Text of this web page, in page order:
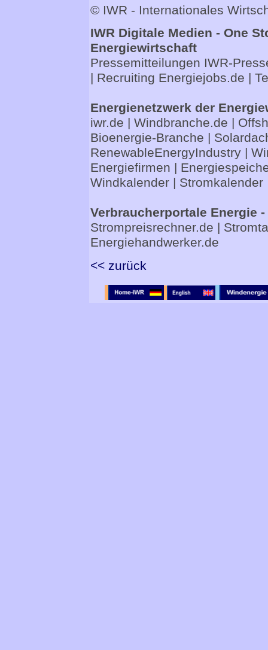
© IWR - Internationales
IWR Digitale Medien - One
Energiewirtschaft
Pressemitteilungen IWR-
| Recruiting Energiejobs.de |
Energienetzwerk der
iwr.de | Windbranche.de |
Bioenergie-Branche |
RenewableEnergyIndustry|
Energiefirmen |
Windkalender| Stromkalender
Verbraucherportale Energie
Strompreisrechner.de |
Energiehandwerker.de
<< zurück